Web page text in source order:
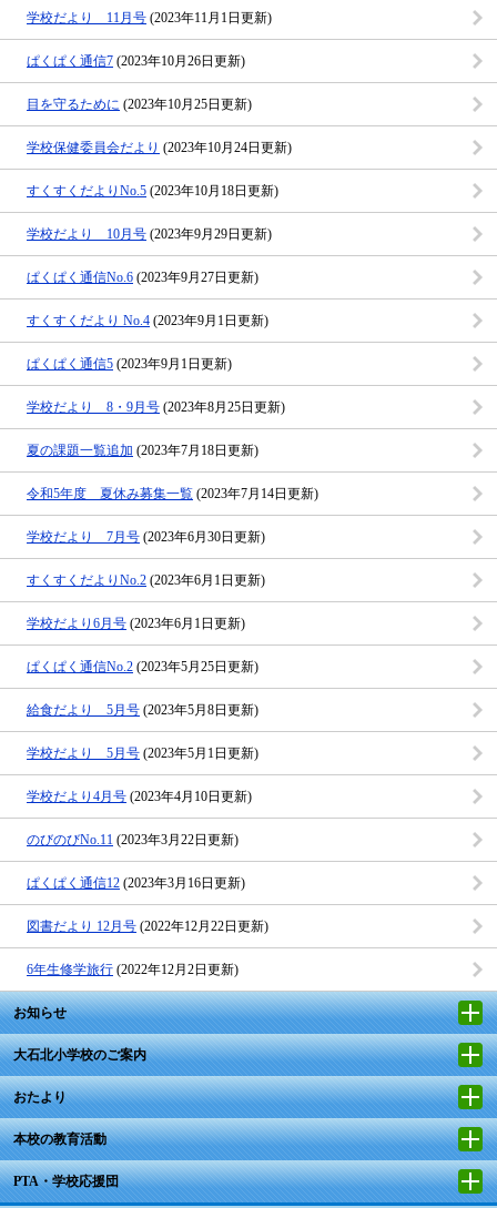
学校だより 11月号 (2023年11月1日更新)
ぱくぱく通信7 (2023年10月26日更新)
目を守るために (2023年10月25日更新)
学校保健委員会だより (2023年10月24日更新)
すくすくだよりNo.5 (2023年10月18日更新)
学校だより 10月号 (2023年9月29日更新)
ぱくぱく通信No.6 (2023年9月27日更新)
すくすくだより No.4 (2023年9月1日更新)
ぱくぱく通信5 (2023年9月1日更新)
学校だより 8・9月号 (2023年8月25日更新)
夏の課題一覧追加 (2023年7月18日更新)
令和5年度 夏休み募集一覧 (2023年7月14日更新)
学校だより 7月号 (2023年6月30日更新)
すくすくだよりNo.2 (2023年6月1日更新)
学校だより6月号 (2023年6月1日更新)
ぱくぱく通信No.2 (2023年5月25日更新)
給食だより 5月号 (2023年5月8日更新)
学校だより 5月号 (2023年5月1日更新)
学校だより4月号 (2023年4月10日更新)
のびのびNo.11 (2023年3月22日更新)
ぱくぱく通信12 (2023年3月16日更新)
図書だより 12月号 (2022年12月22日更新)
6年生修学旅行 (2022年12月2日更新)
お知らせ
大石北小学校のご案内
おたより
本校の教育活動
PTA・学校応援団